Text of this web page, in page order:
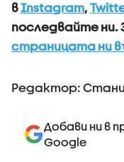
вInstagram,
последвайте ни.
страницата ни
Редактор:
Добави ни в
Google